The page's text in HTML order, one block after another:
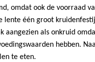
omdat ook de voorraad
lente één groot
aangezien als onkruid
hebben.
te eten.